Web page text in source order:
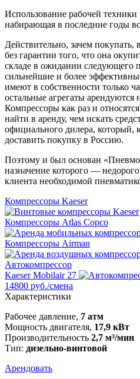
Использование рабочей
набирающая в последние годы
Действительно, зачем
без гарантии того, что она
складе в ожидании следующего
сильнейшие и более
имеют в собственности только
остальные агрегаты арендуются
Компрессоры как раз и
найти в аренду, чем искать
официального дилера, который,
доставить покупку в Россию.
Поэтому и был основан
назначение которого —
клиента необходимой
Компрессоры Kaeser
Компрессоры Atlas Copco
Компрессоры Airman
Автокомпрессор
Kaeser Mobilair 27
14800 руб./смена
Характеристики
Рабочее давление, 7 атм
Мощность двигателя, 17,9 кВт
Производительность 2,7 м³/мин
Тип: дизельно-винтовой
Арендовать